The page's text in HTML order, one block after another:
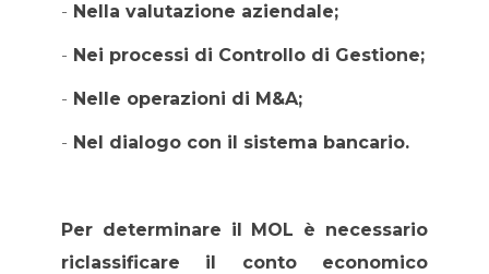
- Nella valutazione aziendale;
- Nei processi di Controllo di Gestione;
- Nelle operazioni di M&A;
- Nel dialogo con il sistema bancario.
Per determinare il MOL è necessario
riclassificare il conto economico